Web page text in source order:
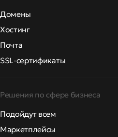
Домены
Хостинг
Почта
SSL-сертификаты
Решения по сфере бизнеса
Подойдут всем
Маркетплейсы